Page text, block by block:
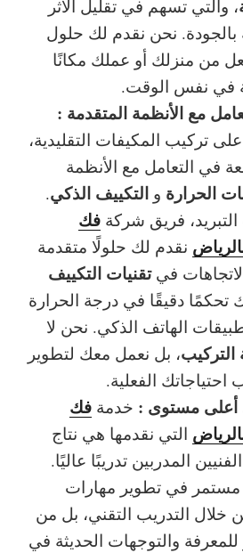
، والتي تسهم في تقليل الأثر
بالجودة. نحن نقدم لك حلول
من منزلك أو عملك مكانًا
في نفس الوقت.
مع الأنظمة المتقدمة :
تركيب المكيفات التقليدية،
في التعامل مع الأنظمة
الحرارة و التكييف الذكي.
فريق شركة فك
نقدم لك حلولًا متقدمة
فيتقنيات التكييف
تحكمًا دقيقًا في درجة الحرارة
الهاتف الذكي. نحن لا
، بل نعمل معك لتطوير
احتياجاتك الفعلية.
أعلى مستوى : خدمة فك
التي نقدمها هي نتاج
المدربين تدريبًا عاليًا.
في تطوير مهارات
التدريب التقني، بل من
والتوجهات الحديثة في